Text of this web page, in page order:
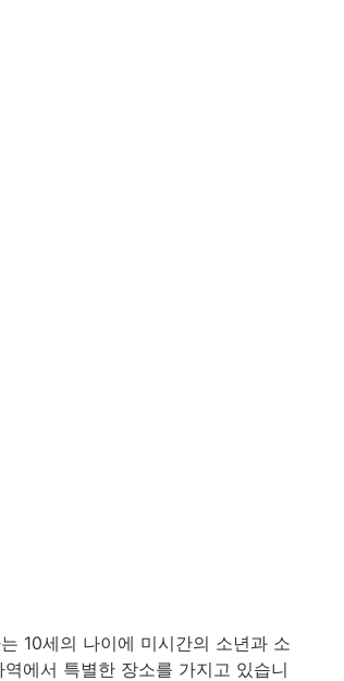
10세의 나이에 미시간의 소년과 소
에서 특별한 장소를 가지고 있습니